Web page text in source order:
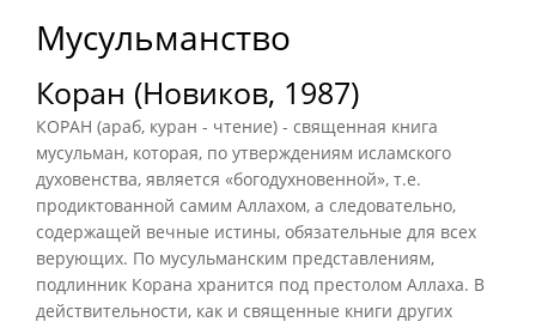
Мусульманство
Коран (Новиков, 1987)
КОРАН (араб, куран - чтение) - священная книга
мусульман, которая, по утверждениям исламского
духовенства, является «богодухновенной», т.е.
продиктованной самим Аллахом, а следовательно,
содержащей вечные истины, обязательные для всех
верующих. По мусульманским представлениям,
подлинник Корана хранится под престолом Аллаха. В
действительности, как и священные книги других